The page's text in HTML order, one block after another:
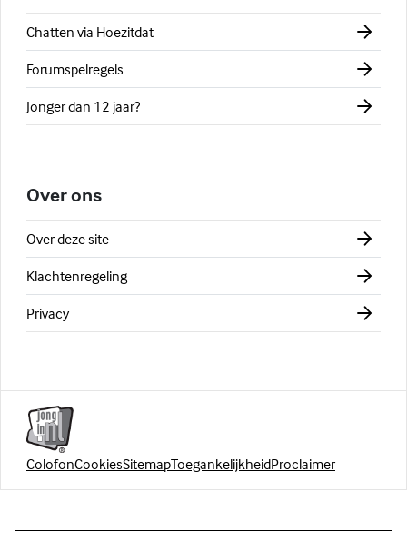
Chatten via Hoezitdat
Forumspelregels
Jonger dan 12 jaar?
Over ons
Over deze site
Klachtenregeling
Privacy
ColofonCookiesSitemapToegankelijkheidProclaimer